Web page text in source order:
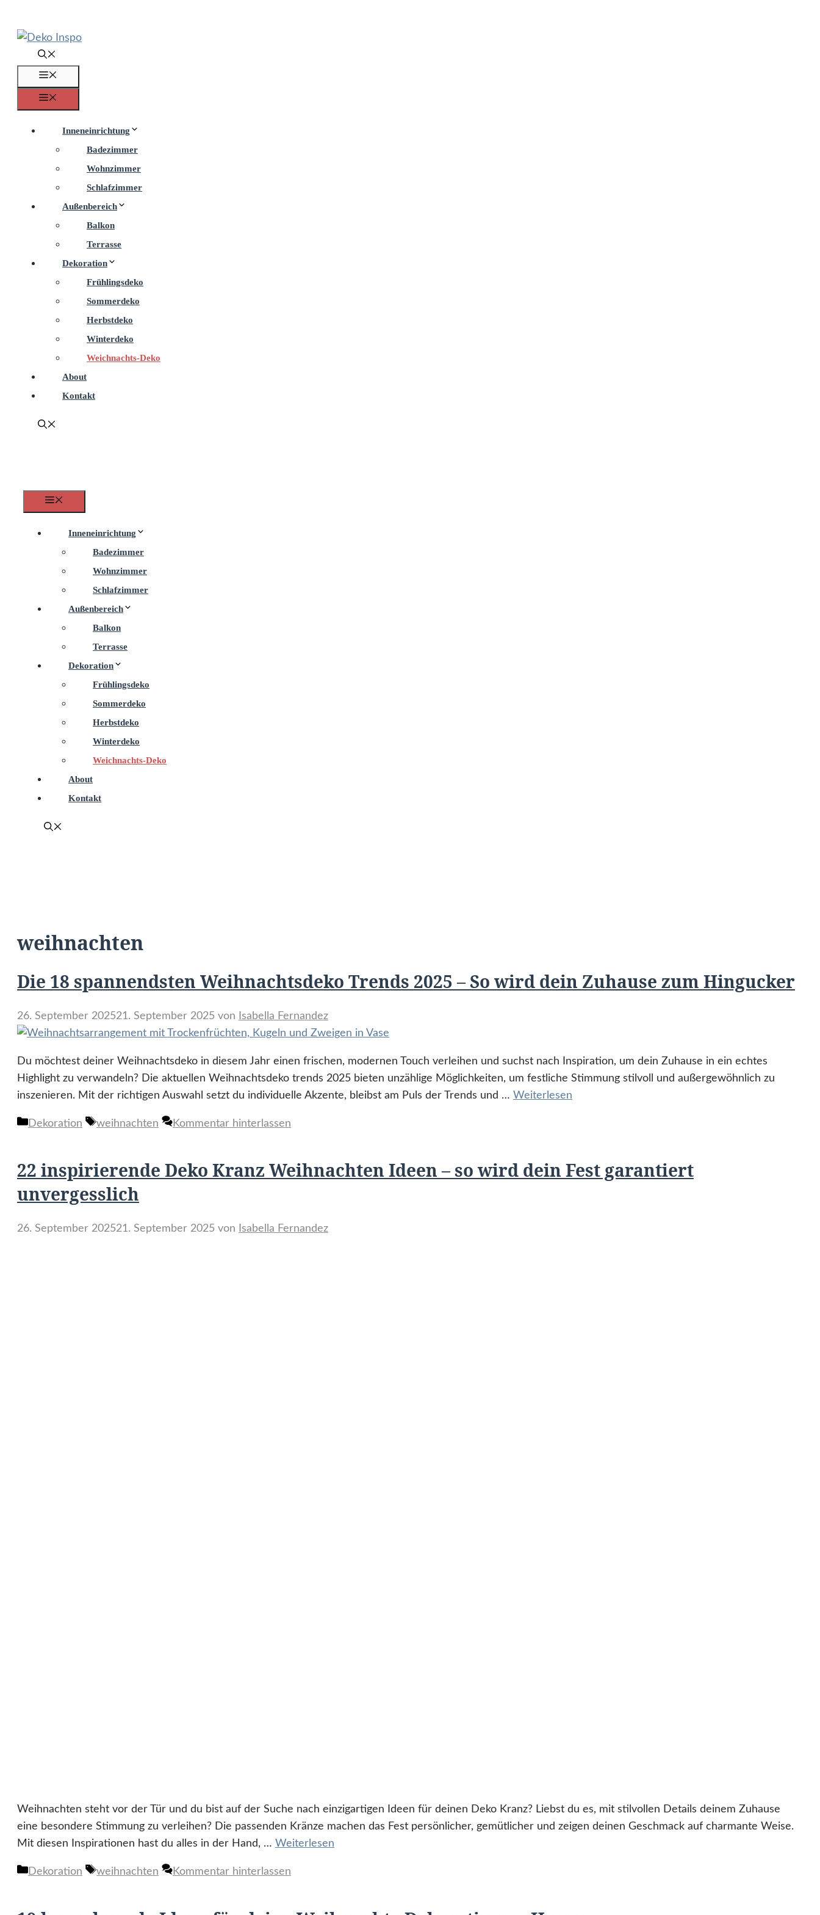
Inhalt
springen
Inneneinrichtung
Badezimmer
Wohnzimmer
Schlafzimmer
Außenbereich
Balkon
Terrasse
Dekoration
Frühlingsdeko
Sommerdeko
Herbstdeko
Winterdeko
Weichnachts-Deko
About
Kontakt
Inneneinrichtung
Badezimmer
Wohnzimmer
Schlafzimmer
Außenbereich
Balkon
Terrasse
Dekoration
Frühlingsdeko
Sommerdeko
Herbstdeko
Winterdeko
Weichnachts-Deko
About
Kontakt
weihnachten
Die 18 spannendsten Weihnachtsdeko Trends 2025 – So wird dein Zuhause zum Hingucker
26. September 202521. September 2025 von Isabella Fernandez
Du möchtest deiner Weihnachtsdeko in diesem Jahr einen frischen, modernen Touch verleihen und suchst nach Inspiration, um dein Zuhause in ein echtes
Highlight zu verwandeln? Die aktuellen Weihnachtsdeko trends 2025 bieten unzählige Möglichkeiten, um festliche Stimmung stilvoll und außergewöhnlich zu
inszenieren. Mit der richtigen Auswahl setzt du individuelle Akzente, bleibst am Puls der Trends und … Weiterlesen
Kategorien
Dekoration Schlagwörter
weihnachten Kommentar hinterlassen
22 inspirierende Deko Kranz Weihnachten Ideen – so wird dein Fest garantiert
unvergesslich
26. September 202521. September 2025 von Isabella Fernandez
Weihnachten steht vor der Tür und du bist auf der Suche nach einzigartigen Ideen für deinen Deko Kranz? Liebst du es, mit stilvollen Details deinem Zuhause
eine besondere Stimmung zu verleihen? Die passenden Kränze machen das Fest persönlicher, gemütlicher und zeigen deinen Geschmack auf charmante Weise.
Mit diesen Inspirationen hast du alles in der Hand, … Weiterlesen
Kategorien
Dekoration Schlagwörter
weihnachten Kommentar hinterlassen